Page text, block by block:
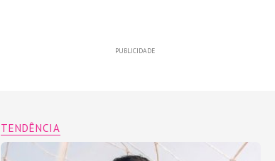
PUBLICIDADE
TENDÊNCIA